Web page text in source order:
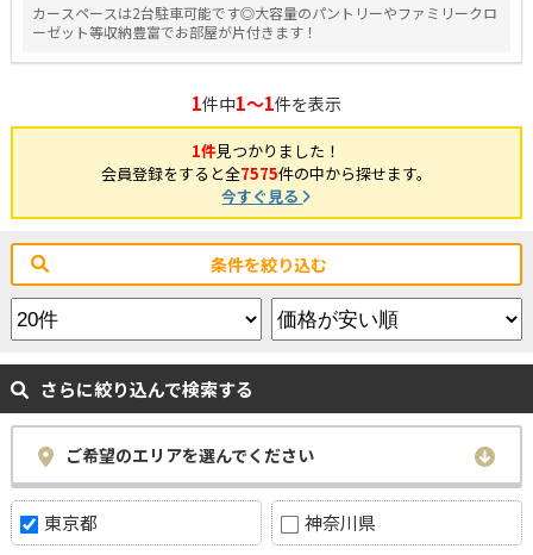
カースペースは2台駐車可能です◎大容量のパントリーやファミリークロ
ーゼット等収納豊富でお部屋が片付きます！
1件中1～1件を表示
1件見つかりました！
会員登録をすると全7575件の中から探せます。
今すぐ見る
条件を絞り込む
さらに絞り込んで検索する
ご希望のエリアを選んでください
東京都 神奈川県